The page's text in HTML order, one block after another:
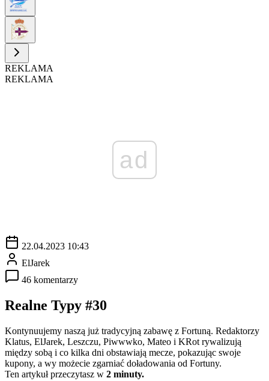
REKLAMA
REKLAMA
ad
22.04.2023 10:43
ElJarek
46 komentarzy
Realne Typy #30
Kontynuujemy naszą już tradycyjną zabawę z Fortuną. Redaktorzy
Klatus, ElJarek, Leszczu, Piwwwko, Mateo i KRot rywalizują
między sobą i co kilka dni obstawiają mecze, pokazując swoje
kupony, a wy możecie zgarniać doładowania od Fortuny.
Ten artykuł przeczytasz w 2 minuty.